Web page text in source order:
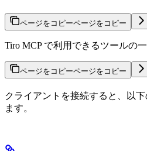
ページをコピーページをコピー
Tiro MCP で利用できるツールの一
ページをコピーページをコピー
クライアントを接続すると、以
ます。